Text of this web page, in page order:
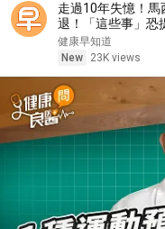
走過10年失憶！
退！「這些事」恐
｜週五首播｜主持
記憶斷崖
健康早知道
New
23K views